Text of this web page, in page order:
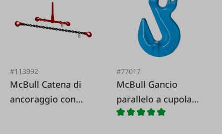
#113992
McBull Catena di
ancoraggio con
#77017
McBull Gancio
parallelo a cupola
G10